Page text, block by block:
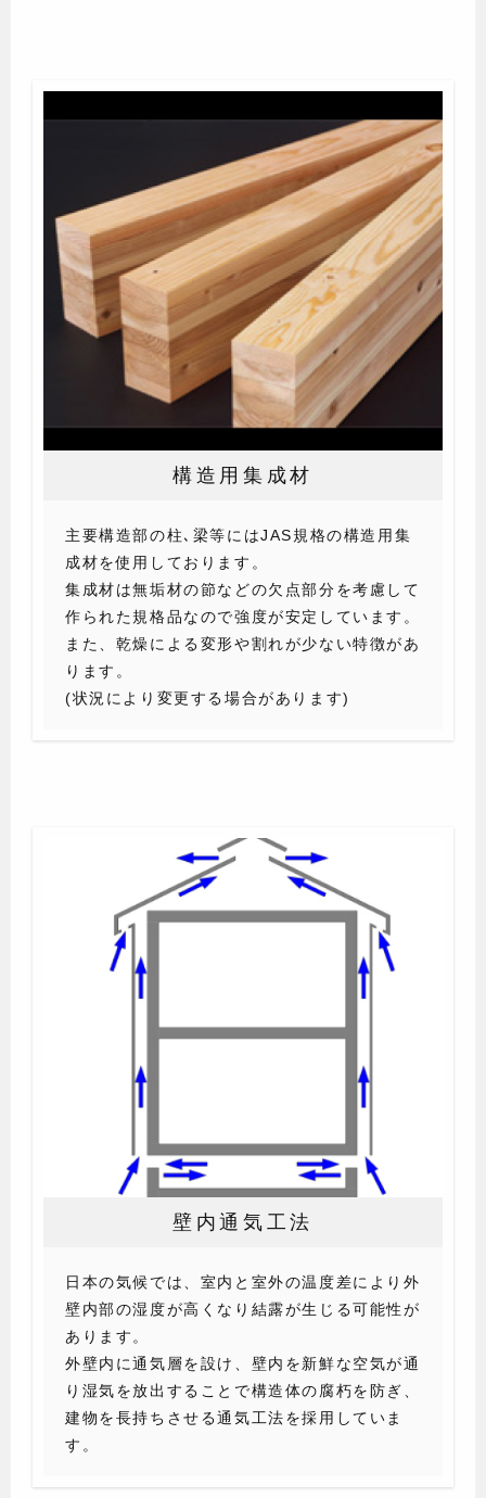
構造用集成材
主要構造部の柱､梁等にはJAS規格の構造用集
成材を使用しております。
集成材は無垢材の節などの欠点部分を考慮して
作られた規格品なので強度が安定しています。
また、乾燥による変形や割れが少ない特徴があ
ります。
(状況により変更する場合があります)
壁内通気工法
日本の気候では、室内と室外の温度差により外
壁内部の湿度が高くなり結露が生じる可能性が
あります。
外壁内に通気層を設け、壁内を新鮮な空気が通
り湿気を放出することで構造体の腐朽を防ぎ、
建物を長持ちさせる通気工法を採用していま
す。